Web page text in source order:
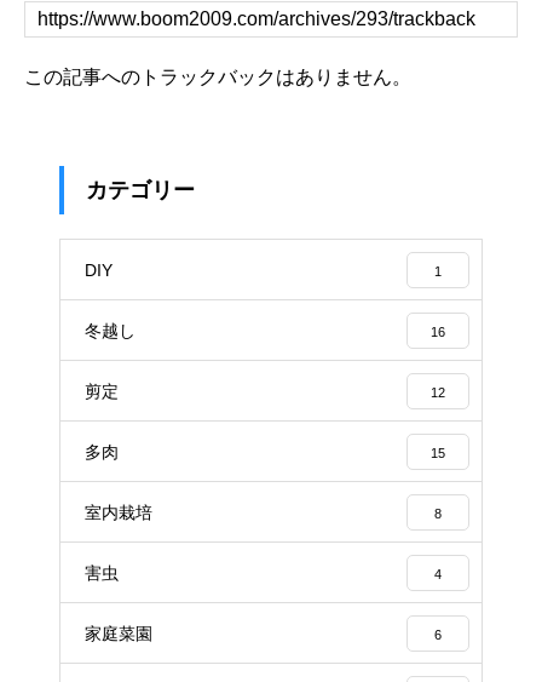
この記事へのトラックバックはありません。
カテゴリー
DIY 1
冬越し 16
剪定 12
多肉 15
室内栽培 8
害虫 4
家庭菜園 6